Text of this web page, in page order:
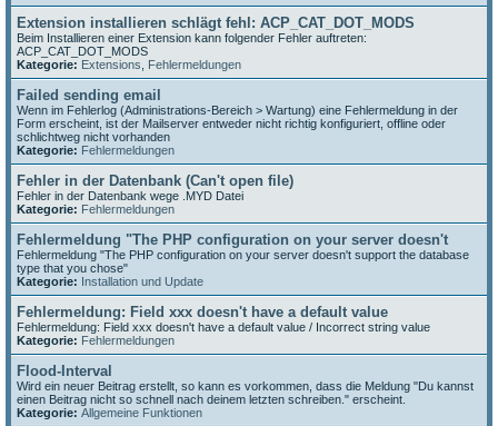
Extension installieren schlägt fehl: ACP_CAT_DOT_MODS
Beim Installieren einer Extension kann folgender Fehler auftreten:
ACP_CAT_DOT_MODS
Kategorie: Extensions Fehlermeldungen
Failed sending email
Wenn im Fehlerlog (Administrations-Bereich > Wartung) eine Fehlermeldung in der
Form erscheint, ist der Mailserver entweder nicht richtig konfiguriert, offline oder
schlichtweg nicht vorhanden
Kategorie: Fehlermeldungen
Fehler in der Datenbank (Can't open file)
Fehler in der Datenbank wege .MYD Datei
Kategorie: Fehlermeldungen
Fehlermeldung "The PHP configuration on your server doesn't
Fehlermeldung "The PHP configuration on your server doesn't support the database
type that you chose"
Kategorie: Installation und Update
Fehlermeldung: Field xxx doesn't have a default value
Fehlermeldung: Field xxx doesn't have a default value / Incorrect string value
Kategorie: Fehlermeldungen
Flood-Interval
Wird ein neuer Beitrag erstellt, so kann es vorkommen, dass die Meldung "Du kannst
einen Beitrag nicht so schnell nach deinem letzten schreiben." erscheint.
Kategorie: Allgemeine Funktionen